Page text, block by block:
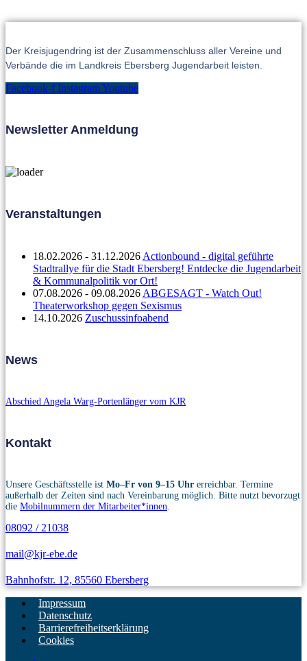
Der Kreisjugendring ist der Zusammenschluss aller Vereine und
Verbände die im Landkreis Ebersberg Jugendarbeit leisten.
Facebook-f InstagramYoutube
Newsletter Anmeldung
Veranstaltungen
18.02.2026 - 31.12.2026 Actionbound - digital geführte
Stadtrallye für die Stadt Ebersberg! Entdecke die Jugendarbeit
& Kommunalpolitik vor Ort!
07.08.2026 - 09.08.2026 ABGESAGT - Watch Out!
Theaterworkshop gegen Sexismus
14.10.2026 Zuschussinfoabend
News
Abschied Angela Warg-Portenlänger vom KJR
Kontakt
Unsere Geschäftsstelle ist Mo–Fr von 9–15 Uhr erreichbar. Termine
außerhalb der Zeiten sind nach Vereinbarung möglich. Bitte nutzt bevorzugt
die Mobilnummern der Mitarbeiter*innen.
08092 / 21038
mail@kjr-ebe.de
Bahnhofstr. 12, 85560 Ebersberg
Impressum
Datenschutz
Barrierefreiheitserklärung
Cookies